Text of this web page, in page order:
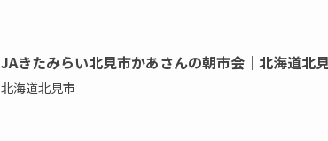
JAきたみらい北見市かあさんの朝市会｜北海道北
北海道北見市